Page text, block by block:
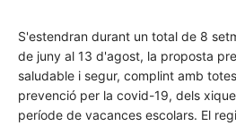
S'estendran durant un total de 8
de juny al 13 d'agost, la proposta
saludable i segur, complint amb
prevenció per la covid-19, dels
període de vacances escolars. El